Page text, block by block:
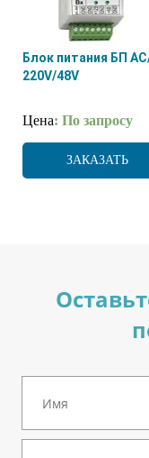
Блок питания БП
220V/48V
Цена: По запросу
ЗАКАЗАТЬ